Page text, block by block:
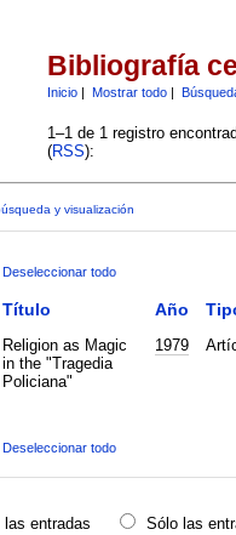
Bibliografía
Inicio| Mostrar todo|
1–1 de 1 registro
(RSS):
y visualización
Deseleccionar todo
Título Año
Religion as Magic
in the "Tragedia
Policiana"
1979
Deseleccionar todo
las entradas
Sólo las